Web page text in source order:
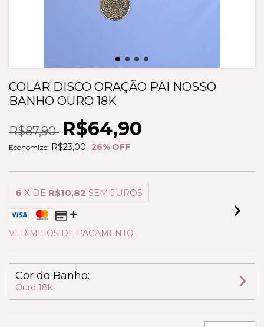
COLAR DISCO ORAÇÃO PAI NOSSO
BANHO OURO 18K
R$87,90 R$64,90
Economize: R$23,00 26% OFF
6 X DE R$10,82 SEM JUROS
VER MEIOS DE PAGAMENTO
Cor do Banho:
Ouro 18k